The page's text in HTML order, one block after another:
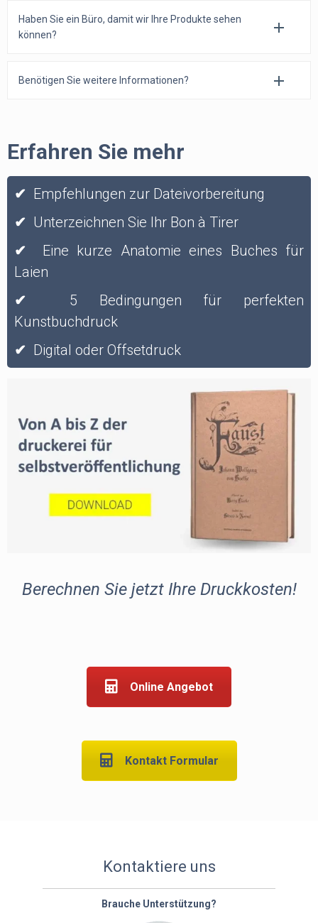
Haben Sie ein Büro, damit wir Ihre Produkte sehen
können?
Benötigen Sie weitere Informationen?
Erfahren Sie mehr
✔ Empfehlungen zur Dateivorbereitung
✔ Unterzeichnen Sie Ihr Bon à Tirer
✔
Eine kurze Anatomie eines Buches für
Laien
✔
5 Bedingungen für perfekten
Kunstbuchdruck
✔ Digital oder Offsetdruck
Berechnen Sie jetzt Ihre Druckkosten!
Online Angebot
Kontakt Formular
Kontaktiere uns
Brauche Unterstützung?